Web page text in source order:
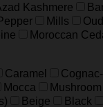
Kashmere
Mills
Moroccan
Caramel
Mocca Mushroom
Beige Black